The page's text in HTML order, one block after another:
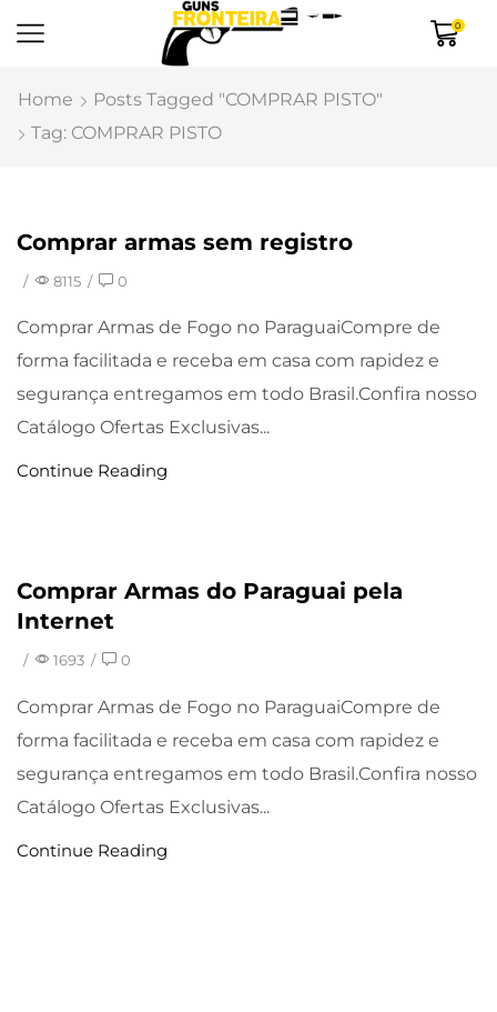
0
Home
Posts Tagged "COMPRAR PISTO"
Tag: COMPRAR PISTO
Uncategorized
Comprar armas sem registro
/ 8115 / 0
Comprar Armas de Fogo no ParaguaiCompre de
forma facilitada e receba em casa com rapidez e
segurança entregamos em todo Brasil.Confira nosso
Catálogo Ofertas Exclusivas...
Continue Reading
Uncategorized
Comprar Armas do Paraguai pela
Internet
/ 1693 / 0
Comprar Armas de Fogo no ParaguaiCompre de
forma facilitada e receba em casa com rapidez e
segurança entregamos em todo Brasil.Confira nosso
Catálogo Ofertas Exclusivas...
Continue Reading